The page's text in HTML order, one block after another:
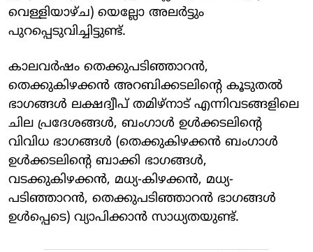
വെള്ളിയാഴ്ച) യെല്ലോ അലര്‍ട്ടും
പുറപ്പെടുവിച്ചിട്ടുണ്ട്.
കാലവര്‍ഷം തെക്കുപടിഞ്ഞാറന്‍,
തെക്കുകിഴക്കന്‍ അറബിക്കടലിന്റെ കൂടുതല്‍
ഭാഗങ്ങള്‍ ലക്ഷദ്വീപ് തമിഴ്നാട് എന്നിവടങ്ങളിലെ
ചില പ്രദേശങ്ങള്‍, ബംഗാള്‍ ഉള്‍ക്കടലിന്റെ
വിവിധ ഭാഗങ്ങള്‍ (തെക്കുകിഴക്കന്‍ ബംഗാള്‍
ഉള്‍ക്കടലിന്റെ ബാക്കി ഭാഗങ്ങള്‍,
വടക്കുകിഴക്കന്‍, മധ്യ-കിഴക്കന്‍, മധ്യ-
പടിഞ്ഞാറന്‍, തെക്കുപടിഞ്ഞാറന്‍ ഭാഗങ്ങള്‍
ഉള്‍പ്പെടെ) വ്യാപിക്കാന്‍ സാധ്യതയുണ്ട്.